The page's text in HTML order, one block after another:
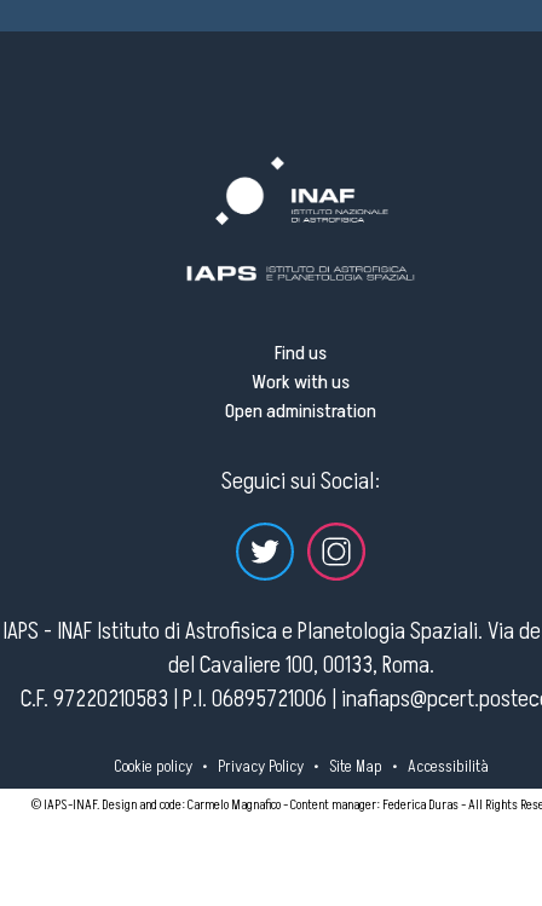
Find us
Work with us
Open administration
Seguici sui Social:
IAPS - INAF Istituto di Astrofisica e Planetologia Spaziali. Via
del Cavaliere 100, 00133, Roma.
C.F. 97220210583 | P.I. 06895721006 |
Cookie policy • Privacy Policy • Site Map • Accessibilità
© IAPS-INAF. Design and code: Carmelo Magnafico - Content manager: Federica Duras - All Rights